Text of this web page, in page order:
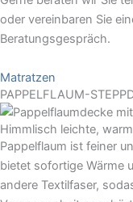
oder vereinbaren Sie
Beratungsgespräch.
Matratzen
PAPPELFLAUM-
Himmlisch leichte,
Pappelflaum ist feiner
bietet sofortige Wärme
andere Textilfaser,